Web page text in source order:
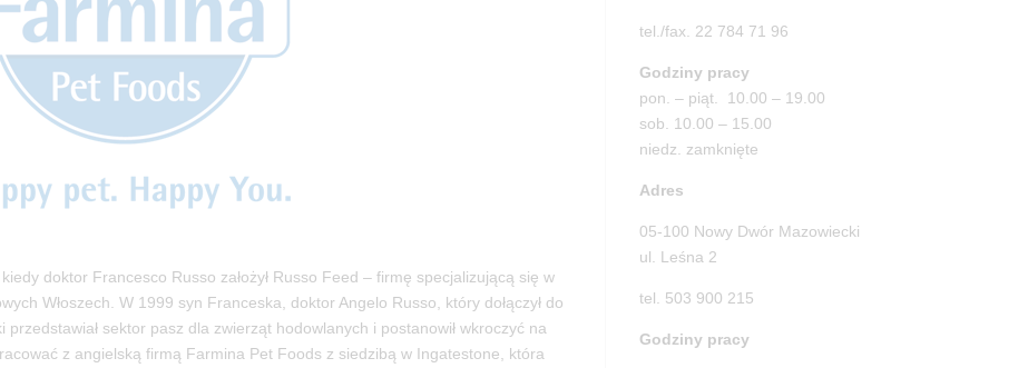
doktor Francesco Russo założył Russo Feed – firmę specjalizującą się w
Włoszech. W 1999 syn Franceska, doktor Angelo Russo, który dołączył do
przedstawiał sektor pasz dla zwierząt hodowlanych i postanowił wkroczyć na
z angielską firmą Farmina Pet Foods z siedzibą w Ingatestone, która
tel./fax. 22 784 71 96
Godziny pracy
pon. – piąt. 10.00 – 19.00
sob. 10.00 – 15.00
niedz. zamknięte
Adres
05-100 Nowy Dwór Mazowiecki
ul. Leśna 2
tel. 503 900 215
Godziny pracy